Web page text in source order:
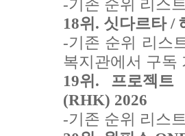
-기존 순위 리스
18위. 싯다르타 /
-기존 순위 리스
복지관에서 구독
19위. 프로젝
(RHK) 2026
-기존 순위 리스